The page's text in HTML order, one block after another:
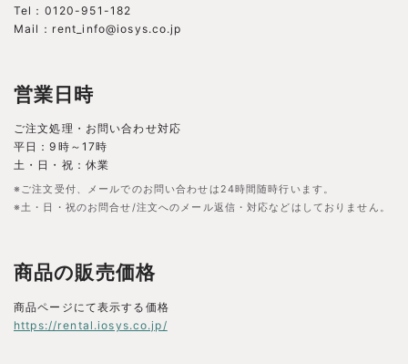
Tel：0120-951-182
Mail：rent_info@iosys.co.jp
営業日時
ご注文処理・お問い合わせ対応
平日：9時～17時
土・日・祝：休業
※ご注文受付、メールでのお問い合わせは24時間随時行います。
※土・日・祝のお問合せ/注文へのメール返信・対応などはしておりません。
商品の販売価格
商品ページにて表示する価格
https://rental.iosys.co.jp/